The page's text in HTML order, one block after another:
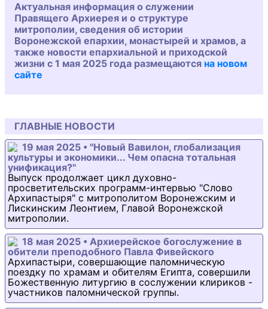
Актуальная информация о служении
Правящего Архиерея и о структуре
митрополии, сведения об истории
Воронежской епархии, монастырей и храмов, а
также новости епархиальной и приходской
жизни с 1 мая 2025 года размещаются на новом
сайте
ГЛАВНЫЕ НОВОСТИ
19 мая 2025 • "Новый Вавилон, глобализация
культуры и экономики... Чем опасна тотальная
унификация?"
Выпуск продолжает цикл духовно-
просветительских программ-интервью "Слово
Архипастыря" с митрополитом Воронежским и
Лискинским Леонтием, Главой Воронежской
митрополии.
18 мая 2025 • Архиерейское богослужение в
обители преподобного Павла Фивейского
Архипастыри, совершающие паломническую
поездку по храмам и обителям Египта, совершили
Божественную литургию в сослужении клириков -
участников паломнической группы.